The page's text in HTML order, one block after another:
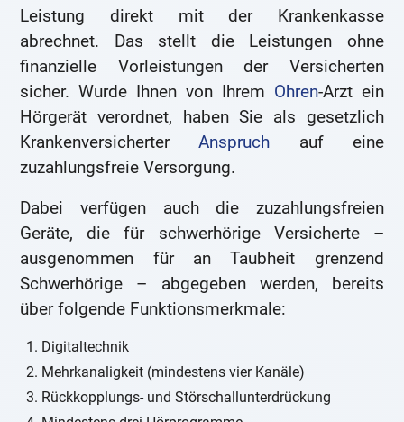
Leistung direkt mit der Krankenkasse
abrechnet. Das stellt die Leistungen ohne
finanzielle Vorleistungen der Versicherten
sicher. Wurde Ihnen von Ihrem Ohren-Arzt ein
Hörgerät verordnet, haben Sie als gesetzlich
KrankenversicherterAnspruch auf eine
zuzahlungsfreie Versorgung.
Dabei verfügen auch die zuzahlungsfreien
Geräte, die für schwerhörige Versicherte –
ausgenommen für an Taubheit grenzend
Schwerhörige – abgegeben werden, bereits
über folgende Funktionsmerkmale:
Digitaltechnik
Mehrkanaligkeit (mindestens vier Kanäle)
Rückkopplungs- und Störschallunterdrückung